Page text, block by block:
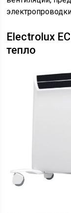
Electrolux
тепло